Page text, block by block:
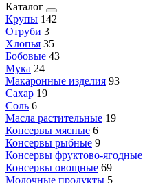
Каталог
Крупы 142
Отруби 3
Хлопья 35
Бобовые 43
Мука 24
Макаронные изделия 93
Сахар 19
Соль 6
Масла растительные 19
Консервы мясные 6
Консервы рыбные 9
Консервы фруктово-ягодные
Консервы овощные 69
Молочные продукты 5